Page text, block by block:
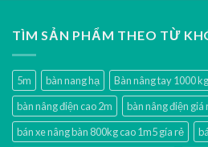
TÌM SẢN PHẨM THEO TỪ
5m bàn nang hạ Bàn nâng tay 1000 kg
bàn nâng điện cao 2m
bàn nâng điện giá
bán xe nâng bàn 800kg cao 1m5 gía rẻ